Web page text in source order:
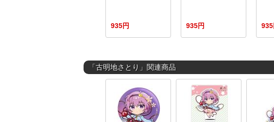
935円 935円 935
「古明地さとり」関連商品